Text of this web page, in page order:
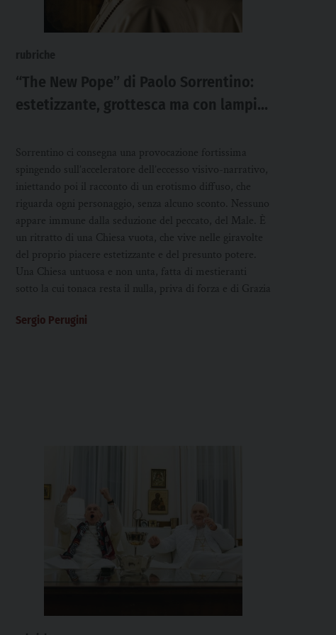
“The New Pope” di Paolo Sorrentino:
estetizzante, grottesca ma con lampi
Sorrentino ci consegna una provocazione fortissima
spingendo sull’acceleratore dell’eccesso visivo-narrativo,
iniettando poi il racconto di un erotismo diffuso, che
riguarda ogni personaggio, senza alcuno sconto. Nessuno
appare immune dalla seduzione del peccato, del Male. È
un ritratto di una Chiesa vuota, che vive nelle giravolte
del proprio piacere estetizzante e del presunto potere.
Una Chiesa untuosa e non unta, fatta di mestieranti
sotto la cui tonaca resta il nulla, priva di forza e di Grazia
Sergio Perugini